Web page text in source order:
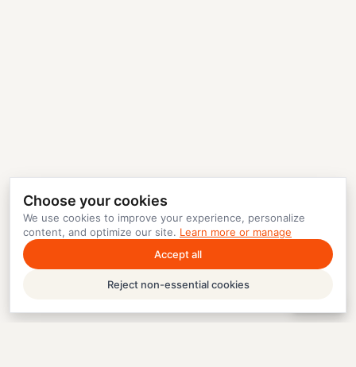
Choose your cookies
We use cookies to improve your experience, personalize
content, and optimize our site. Learn more or manage
Accept all
Reject non-essential cookies